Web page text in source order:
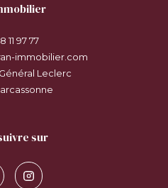
11 97 77
immobilier.com
Leclerc
carcassonne
sur